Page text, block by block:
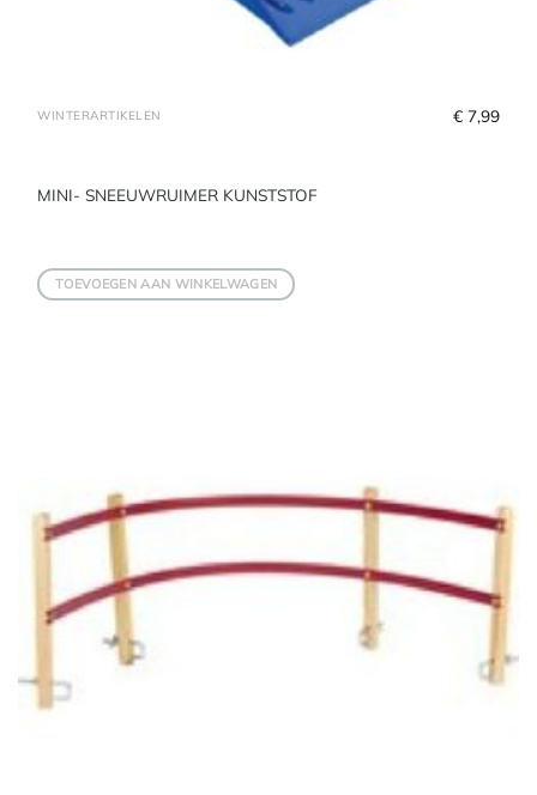
WINTERARTIKELEN
MINI- SNEEUWRUIMER KUNSTSTOF
€ 7,99
TOEVOEGEN AAN WINKELWAGEN